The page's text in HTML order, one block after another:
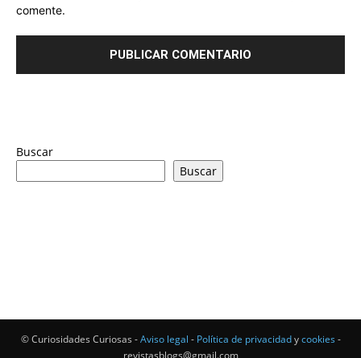
comente.
Buscar
Buscar
© Curiosidades Curiosas -Aviso legal - Política de privacidadycookies -